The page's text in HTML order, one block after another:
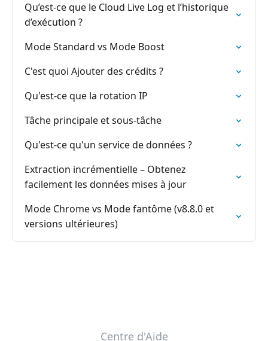
Qu’est-ce que le Cloud Live Log et l’historique
d’exécution ?
Mode Standard vs Mode Boost
C'est quoi Ajouter des crédits ?
Qu'est-ce que la rotation IP
Tâche principale et sous-tâche
Qu'est-ce qu'un service de données ?
Extraction incrémentielle – Obtenez
facilement les données mises à jour
Mode Chrome vs Mode fantôme (v8.8.0 et
versions ultérieures)
Centre d'Aide